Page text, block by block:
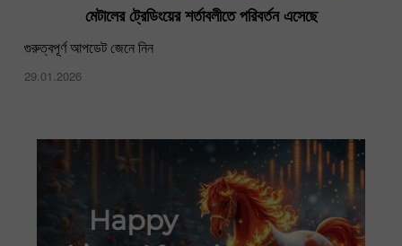
মেটালের ট্রেডিংয়ের শর্তাবলীতে পরিবর্তন এসেছে
গুরুত্বপূর্ণ আপডেট জেনে নিন
29.01.2026